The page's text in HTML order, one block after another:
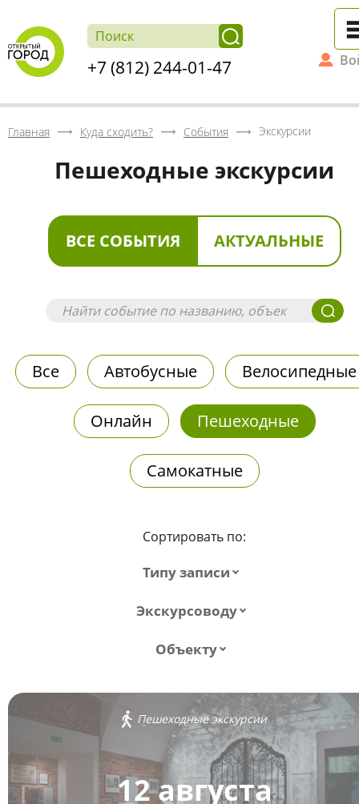
+7 (812) 244-01-47
Главная Куда сходить? События Экскурсии
Пешеходные экскурсии
ВСЕ СОБЫТИЯ АКТУАЛЬНЫЕ
Все Автобусные Велосипедные
Онлайн Пешеходные
Самокатные
Сортировать по:
Типу записи
Экскурсоводу
Объекту
Пешеходные экскурсии
12 августа